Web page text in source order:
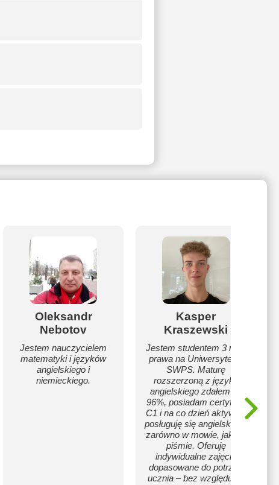
Oleksandr
Nebotov
Jestem nauczycielem
matematyki i języków
angielskiego i
niemieckiego.
Kasper
Kraszewski
Jestem studentem 3 roku
prawa na Uniwersytecie
SWPS. Maturę
rozszerzoną z języka
angielskiego zdałem na
96%, posiadam certyfikat
C1 i na co dzień aktywnie
posługuję się angielskim –
zarówno w mowie, jak i w
piśmie. Oferuję
indywidualne zajęcia
dopasowane do potrzeb
ucznia – bez względu na